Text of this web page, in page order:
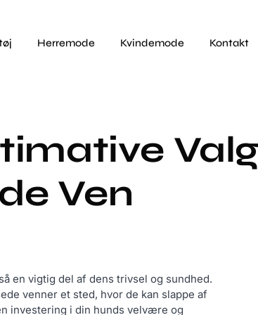
Herremode Kvindemode Kontakt
Ven
en vigtig del af dens trivsel og sundhed.
venner et sted, hvor de kan slappe af
investering i din hunds velvære og